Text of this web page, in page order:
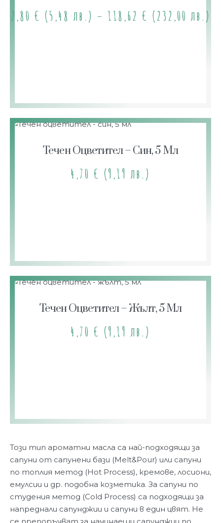
2,80 € (5,48 лв.) – 118,62 € (232,00 лв.)
Течен Оцветител – Син, 5 Мл
4,70 € (9,19 лв.)
Течен Оцветител – Жълт, 5 Мл
4,70 € (9,19 лв.)
Този тип ароматни масла са най-подходящи за
сапуни от сапунени бази (Melt&Pour) или сапуни
по топлия метод (Hot Process), кремове, лосиони,
емулсии и др. подобна козметика. За сапуни по
студения метод (Cold Process) са подходящи за
напреднали сапунджии и сапуни в един цвят. Не
се препоръчват за начинаещи сапунджии по